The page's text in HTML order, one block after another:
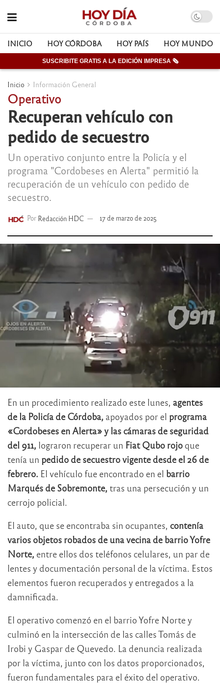
INICIO HOY CÓRDOBA HOY PAÍS HOY MUNDO
SUSCRIBITE GRATIS A LA EDICIÓN IMPRESA 🗞
Inicio Información General
Operativo
Recuperan vehículo con
pedido de secuestro
Un operativo conjunto entre la Policía y el
programa "Cordobeses en Alerta" permitió la
recuperación de un vehículo con pedido de
secuestro.
Por Redacción HDC 17 de marzo de 2025
En un procedimiento realizado este lunes, agentes
de la Policía de Córdoba, apoyados por el programa
«Cordobeses en Alerta» y las cámaras de seguridad
del 911, lograron recuperar un Fiat Qubo rojo que
tenía un pedido de secuestro vigente desde el 26 de
febrero. El vehículo fue encontrado en el barrio
Marqués de Sobremonte, tras una persecución y un
cerrojo policial.
El auto, que se encontraba sin ocupantes, contenía
varios objetos robados de una vecina de barrio Yofre
Norte, entre ellos dos teléfonos celulares, un par de
lentes y documentación personal de la víctima. Estos
elementos fueron recuperados y entregados a la
damnificada.
El operativo comenzó en el barrio Yofre Norte y
culminó en la intersección de las calles Tomás de
Irobi y Gaspar de Quevedo. La denuncia realizada
por la víctima, junto con los datos proporcionados,
fueron fundamentales para el éxito del operativo.